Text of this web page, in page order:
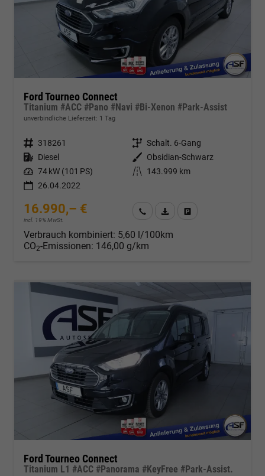
Ford Tourneo Connect
Titanium #ACC #Pano #Navi #Bi-Xenon #Park-Assist
unverbindliche Lieferzeit: 1 Tag
Fahrzeugnr. 318261 Getriebe Schalt. 6-Gang
Kraftstoff Diesel Außenfarbe
Obsidian-Schwarz
Leistung 74 kW (101 PS) Kilometerstand
143.999 km
26.04.2022
16.990,– €
incl. 19% MwSt.
Wir rufen Sie anFahrzeugexposé (PDF)
Verbrauch kombiniert: 5,60 l/100km
CO2-Emissionen: 146,00 g/km
Ford Tourneo Connect
Titanium L1 #ACC #Panorama #KeyFree #Park-Assist.